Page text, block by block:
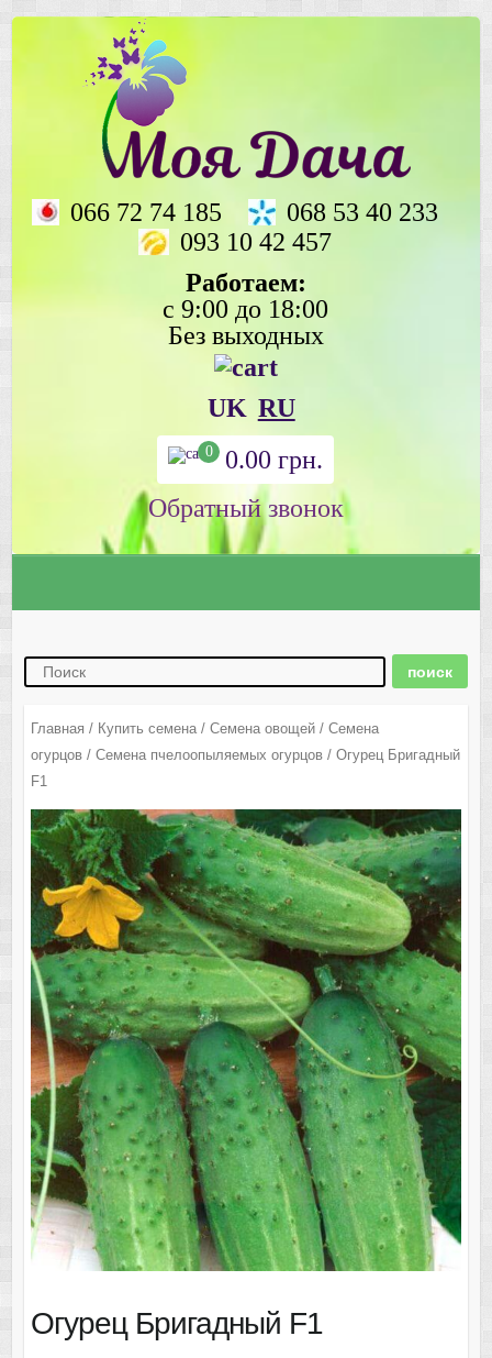
066 72 74 185
068 53 40 233
093 10 42 457
Работаем:
с 9:00 до 18:00
Без выходных
UK RU
0 0.00грн.
Главная / Купить семена/ Семена овощей/ Семена
огурцов/ Семена пчелоопыляемых огурцов/ Огурец Бригадный
F1
Огурец Бригадный F1